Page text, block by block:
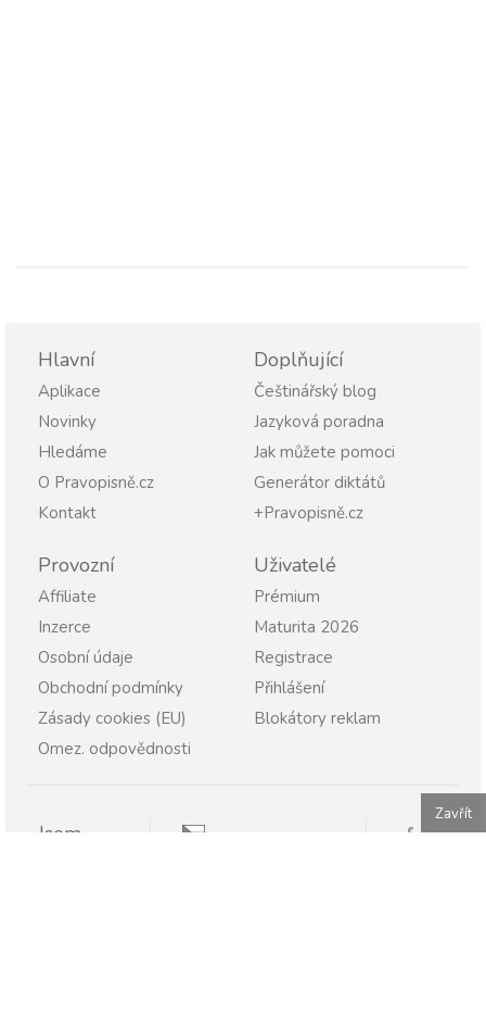
Hlavní
Aplikace
Novinky
Hledáme
O Pravopisně.cz
Kontakt
Doplňující
Češtinářský blog
Jazyková poradna
Jak můžete pomoci
Generátor diktátů
+Pravopisně.cz
Provozní
Affiliate
Inzerce
Osobní údaje
Obchodní podmínky
Zásady cookies (EU)
Omez. odpovědnosti
Uživatelé
Prémium
Maturita 2026
Registrace
Přihlášení
Blokátory reklam
Jsem
Zavřít